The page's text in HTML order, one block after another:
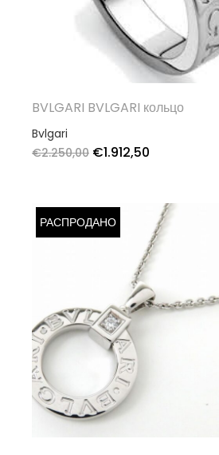
BVLGARI BVLGARI кольцо
Bvlgari
€2.250,00 €1.912,50
РАСПРОДАНО